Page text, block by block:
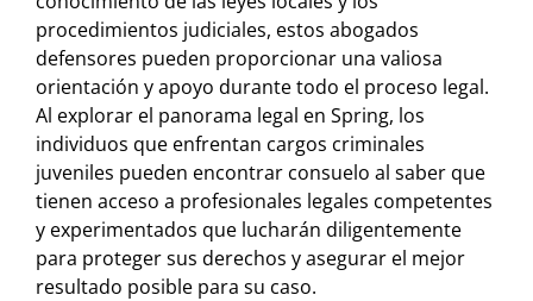
procedimientos judiciales, estos abogados
defensores pueden proporcionar una valiosa
orientación y apoyo durante todo el proceso legal.
Al explorar el panorama legal en Spring, los
individuos que enfrentan cargos criminales
juveniles pueden encontrar consuelo al saber que
tienen acceso a profesionales legales competentes
y experimentados que lucharán diligentemente
para proteger sus derechos y asegurar el mejor
resultado posible para su caso.